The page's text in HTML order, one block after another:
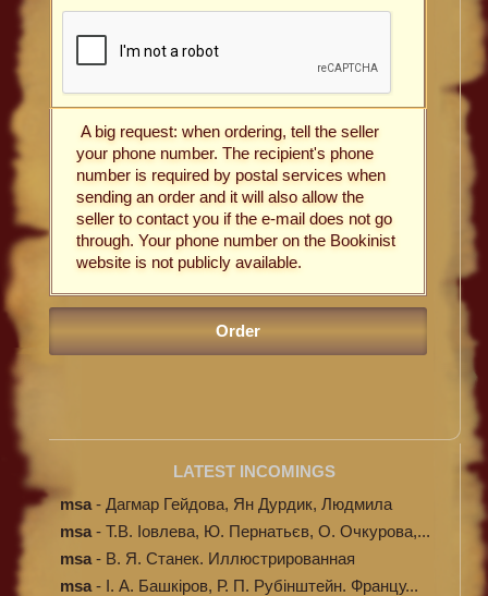
A big request: when ordering, tell the seller
your phone number. The recipient's phone
number is required by postal services when
sending an order and it will also allow the
seller to contact you if the e-mail does not go
through. Your phone number on the Bookinist
website is not publicly available.
LATEST INCOMINGS
msa - Дагмар Гейдова, Ян Дурдик, Людмила
Кибал...
msa - Т.В. Іовлева, Ю. Пернатьєв, О. Очкурова,...
msa - В. Я. Станек. Иллюстрированная
энциклопе...
msa - І. А. Башкіров, Р. П. Рубінштейн. Францу...